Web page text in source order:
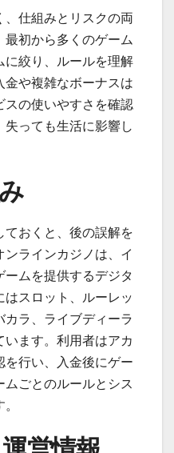
、仕組みとリスクの両
初から多くのゲーム
に絞り、ルールを理解
金や複雑なボーナスは
スの使いやすさを確認
失っても生活に影響し
ておくと、後の誤解を
ラインカジノは、イ
ームを提供するデジタ
はスロット、ルーレッ
カラ、ライブディーラ
ます。利用者はアカ
を行い、入金後にゲー
ムごとのルールとシス